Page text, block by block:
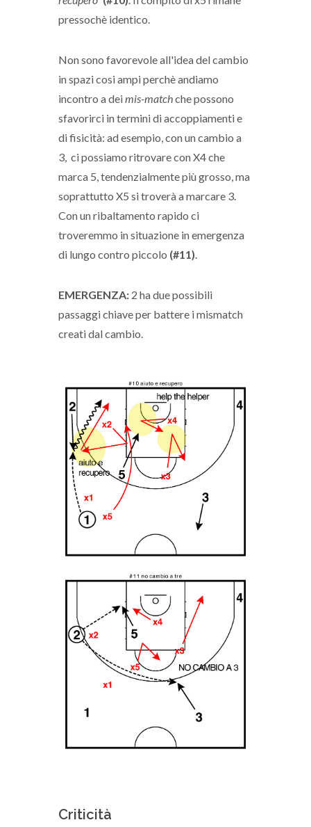
pressochè identico.
Non sono favorevole all'idea del cambio
in spazi cosi ampi perchè andiamo
incontro a deimis-matchche possono
sfavorirci in termini di accoppiamenti e
di fisicità: ad esempio, con un cambio a
3, ci possiamo ritrovare con X4 che
marca 5, tendenzialmente più grosso, ma
soprattutto X5 si troverà a marcare 3.
Con un ribaltamento rapido ci
troveremmo in situazione in emergenza
di lungo contro piccolo (#11).
EMERGENZA: 2 ha due possibili
passaggi chiave per battere i mismatch
creati dal cambio.
Criticità